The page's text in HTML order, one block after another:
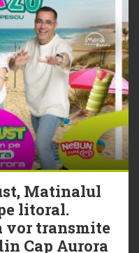
Matinalul
litoral.
vor transmite
Cap Aurora